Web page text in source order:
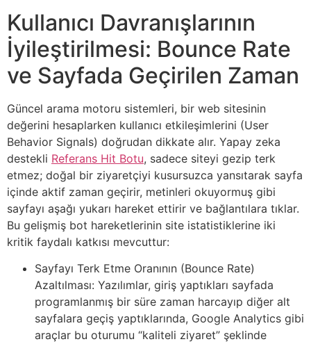
Kullanıcı Davranışlarının
İyileştirilmesi: Bounce Rate
ve Sayfada Geçirilen Zaman
Güncel arama motoru sistemleri, bir web sitesinin
değerini hesaplarken kullanıcı etkileşimlerini (User
Behavior Signals) doğrudan dikkate alır. Yapay zeka
destekli Referans Hit Botu, sadece siteyi gezip terk
etmez; doğal bir ziyaretçiyi kusursuzca yansıtarak sayfa
içinde aktif zaman geçirir, metinleri okuyormuş gibi
sayfayı aşağı yukarı hareket ettirir ve bağlantılara tıklar.
Bu gelişmiş bot hareketlerinin site istatistiklerine iki
kritik faydalı katkısı mevcuttur:
Sayfayı Terk Etme Oranının (Bounce Rate)
Azaltılması: Yazılımlar, giriş yaptıkları sayfada
programlanmış bir süre zaman harcayıp diğer alt
sayfalara geçiş yaptıklarında, Google Analytics gibi
araçlar bu oturumu “kaliteli ziyaret” şeklinde